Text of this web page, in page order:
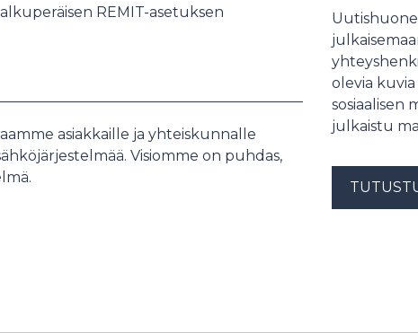
REMIT-asetuksen
asiakkaille ja yhteiskunnalle
Visiomme on puhdas,
olevia
sosiaalisen
julkaistu